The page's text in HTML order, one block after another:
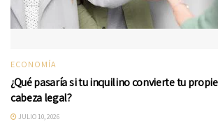
ECONOMÍA
¿Qué pasaría si tu inquilino convierte tu
cabeza legal?
JULIO 10, 2026